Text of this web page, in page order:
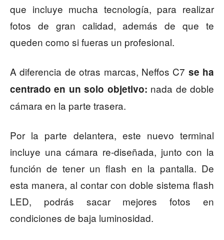
que incluye mucha tecnología, para realizar
fotos de gran calidad, además de que te
queden como si fueras un profesional.
A diferencia de otras marcas, Neffos C7 se ha
centrado en un solo objetivo: nada de doble
cámara en la parte trasera.
Por la parte delantera, este nuevo terminal
incluye una cámara re-diseñada, junto con la
función de tener un flash en la pantalla. De
esta manera, al contar con doble sistema flash
LED, podrás sacar mejores fotos en
condiciones de baja luminosidad.